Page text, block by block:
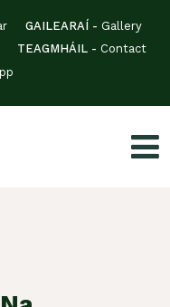
GAILEARAÍ - Gallery
TEAGMHÁIL - Contact